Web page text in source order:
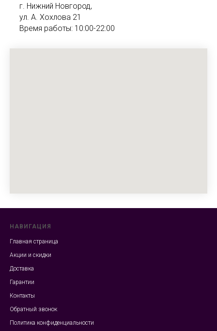
г. Нижний Новгород,
ул. А. Хохлова 21
Время работы: 10:00-22:00
НАВИГАЦИЯ
Главная страница
Акции и скидки
Доставка
Гарантии
Контакты
Обратный звонок
Политика конфиденциальности